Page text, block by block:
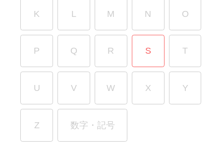
K L M N O
P Q R S T
U V W X Y
Z 数字・記号